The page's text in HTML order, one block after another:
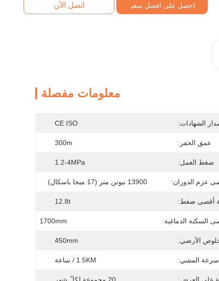
احصل على افضل سعر اتصل الآن
معلومات مفصلة
الشهادات: CE ISO
عمق الحفر: 300m
ضغط العمل: 1.2-4MPa
عزم الدوران: 13900 نيوتن متر (17 ميجا باسكال)
أقصى ضغط: 12.8t
السكتة الدماغية: 1700mm
الأرضي: 450mm
سرعة المشي: 1.5KM / ساعة